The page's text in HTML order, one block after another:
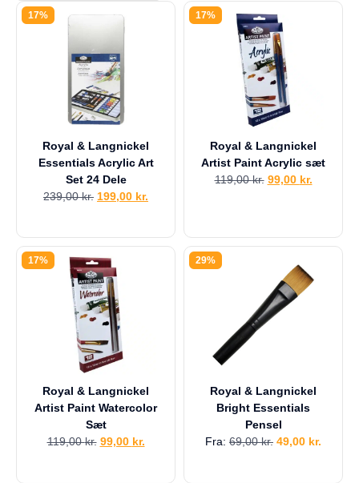
a
g
17%
Royal & Langnickel
Essentials Acrylic Art
Set 24 Dele
239,00kr. 199,00 kr.
17%
Royal & Langnickel
Artist Paint Acrylic sæt
119,00kr. 99,00 kr.
17%
Royal & Langnickel
Artist Paint Watercolor
Sæt
119,00kr. 99,00 kr.
29%
Royal & Langnickel
Bright Essentials
Pensel
Fra: 69,00kr. 49,00 kr.